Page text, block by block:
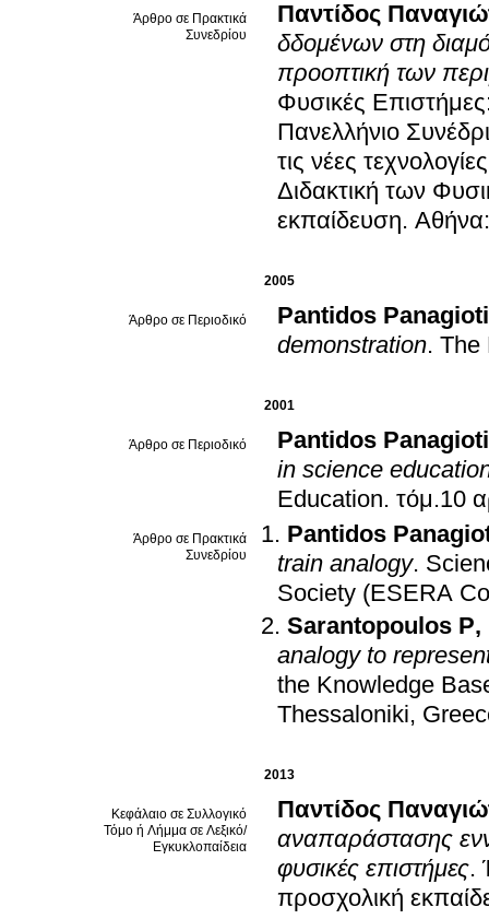
Άρθρο σε Πρακτικά
Συνεδρίου
Παντίδος
δδομένων στη
προοπτική των
Φυσικές
Πανελλήνιο
τις νέες
Διδακτική των
εκπαίδευση.
2005
Άρθρο σε Περιοδικό
Pantidos
demonstration. The
2001
Άρθρο σε Περιοδικό
Pantidos
in science
Education.
Άρθρο σε Πρακτικά
Συνεδρίου
Pantidos
train analogy.
Society (ESERA
Sarantopoulos P,
analogy to
the Knowledge
Thessaloniki,
2013
Κεφάλαιο σε Συλλογικό
Τόμο ή Λήμμα σε Λεξικό/
Εγκυκλοπαίδεια
Παντίδος
αναπαράστασης
φυσικές επιστήμες.
προσχολική